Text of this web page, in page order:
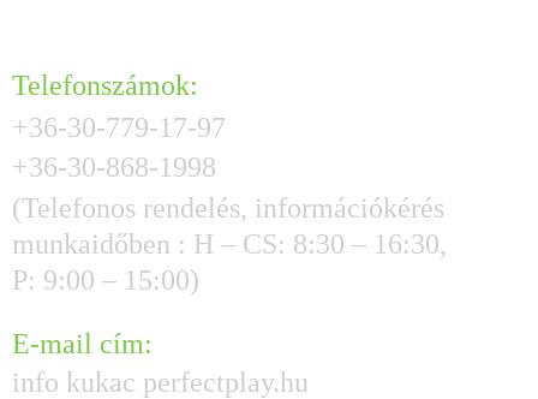
Telefonszámok:
+36-30-779-17-97
+36-30-868-1998
(Telefonos rendelés, információkérés
munkaidőben : H – CS: 8:30 – 16:30,
P: 9:00 – 15:00)
E-mail cím:
info kukac perfectplay.hu